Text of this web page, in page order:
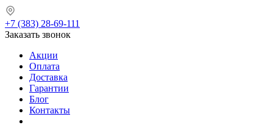
+7 (383) 28-69-111
Заказать звонок
Акции
Оплата
Доставка
Гарантии
Блог
Контакты